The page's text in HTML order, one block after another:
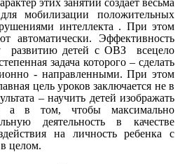
этих занятий создает весьма
мобилизации положительных
интеллекта . При этом
автоматически. Эффективность
развитию детей с ОВЗ всецело
задача которого – сделать
- направленными. При этом
цель уроков заключается не в
– научить детей изображать
а в том, чтобы максимально
деятельность в качестве
на личность ребенка с
целом.